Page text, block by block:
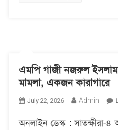
এমপি গাজী নজরুল
মামলা, একজন কারাগারে
July 22, 2026 Admin
অনলাইন ডেস্ক : সাতক্ষীরা-